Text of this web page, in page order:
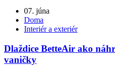
07. júna
Doma
Interiér a exteriér
Dlaždice BetteAir ako
vaničky